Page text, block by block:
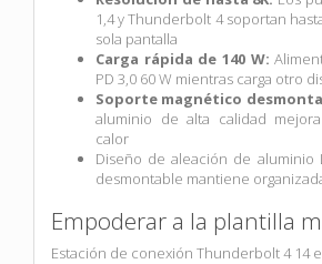
1,4 y Thunderbolt 4 soportan
sola pantalla
Carga rápida de 140 W:
PD 3,0 60 W mientras carga otro
Soporte magnético
aluminio de alta calidad
calor
Diseño de aleación de aluminio
desmontable mantiene
Empoderar a la plantilla
Estación de conexión Thunderbolt 4 14